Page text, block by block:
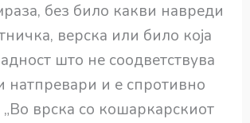
без било какви навреди
верска или било која
што не соодветствува
натпревари и е спротивно
„Во врска со кошаркарскиот